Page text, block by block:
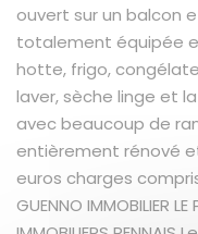
ouvert sur un balcon
totalement équipée
hotte, frigo,
laver, sèche linge et
avec beaucoup de
entièrement rénové
euros charges
GUENNO IMMOBILIER